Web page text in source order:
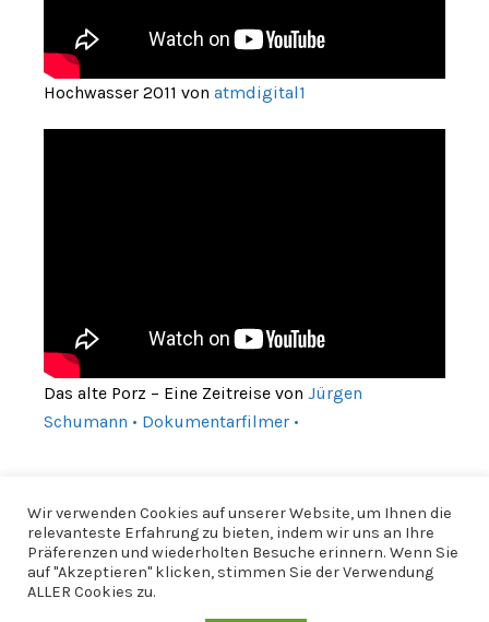
Hochwasser 2011 von atmdigital1
Das alte Porz – Eine Zeitreise von Jürgen
Schumann • Dokumentarfilmer •
Wir verwenden Cookies auf unserer Website, um Ihnen die
relevanteste Erfahrung zu bieten, indem wir uns an Ihre
Präferenzen und wiederholten Besuche erinnern. Wenn Sie
auf "Akzeptieren" klicken, stimmen Sie der Verwendung
ALLER Cookies zu.